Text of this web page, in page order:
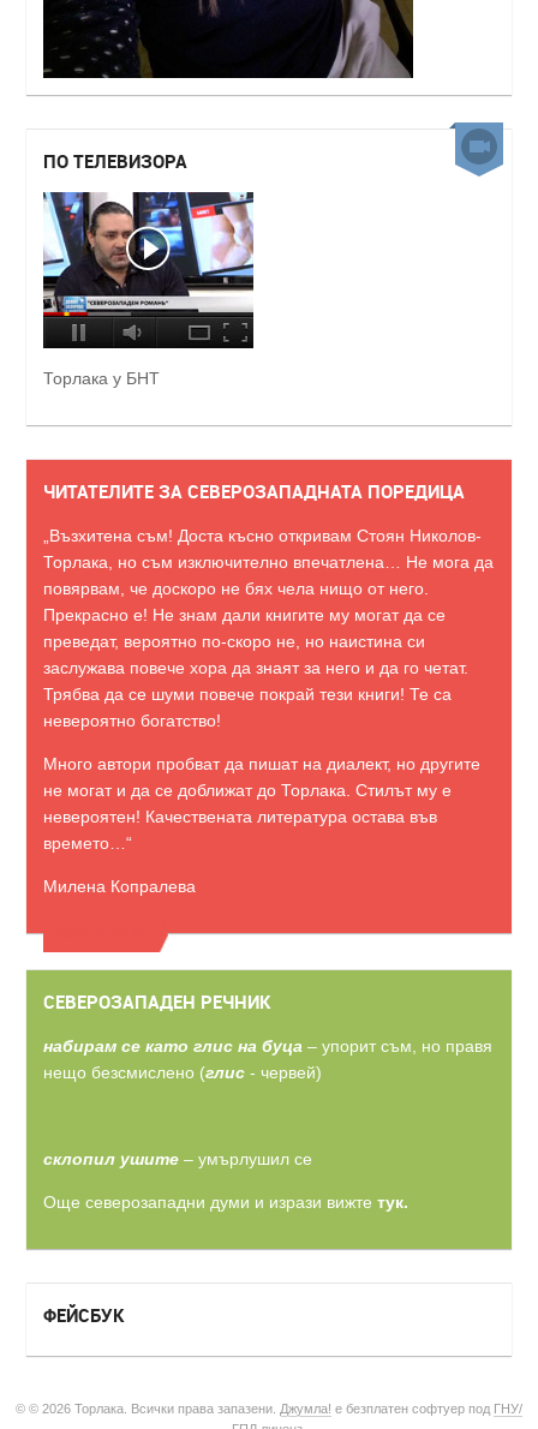
ПО ТЕЛЕВИЗОРА
Торлака у БНТ
ЧИТАТЕЛИТЕ ЗА СЕВЕРОЗАПАДНАТА ПОРЕДИЦА
„Възхитена съм! Доста късно откривам Стоян Николов-
Торлака, но съм изключително впечатлена… Не мога да
повярвам, че доскоро не бях чела нищо от него.
Прекрасно е! Не знам дали книгите му могат да се
преведат, вероятно по-скоро не, но наистина си
заслужава повече хора да знаят за него и да го четат.
Трябва да се шуми повече покрай тези книги! Те са
невероятно богатство!
Много автори пробват да пишат на диалект, но другите
не могат и да се доближат до Торлака. Стилът му е
невероятен! Качествената литература остава във
времето…“
Милена Копралева
СЕВЕРОЗАПАДЕН РЕЧНИК
набирам се като глис на буца – упорит съм, но правя
нещо безсмислено (глис - червей)
склопил ушите – умърлушил се
Още северозападни думи и изрази вижте тук.
ФЕЙСБУК
© © 2026 Торлака. Всички права запазени. Джумла! е безплатен софтуер под ГНУ/